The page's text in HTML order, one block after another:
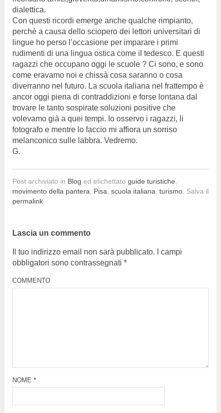
dialettica.
Con questi ricordi emerge anche qualche rimpianto,
perchè a causa dello sciopero dei lettori universitari di
lingue ho perso l’occasione per imparare i primi
rudimenti di una lingua ostica come il tedesco. E questi
ragazzi che occupano oggi le scuole ? Ci sono, e sono
come eravamo noi e chissà cosa saranno o cosa
diverranno nel futuro. La scuola italiana nel frattempo è
ancor oggi piena di contraddizioni e forse lontana dal
trovare le tanto sospirate soluzioni positive che
volevamo già a quei tempi. Io osservo i ragazzi, li
fotografo e mentre lo faccio mi affiora un sorriso
melanconico sulle labbra. Vedremo.
G.
Post archiviato in Blog ed etichettato guide turistiche,
movimento della pantera, Pisa, scuola italiana, turismo. Salva il
permalink.
Lascia un commento
Il tuo indirizzo email non sarà pubblicato. I campi
obbligatori sono contrassegnati *
COMMENTO
NOME *